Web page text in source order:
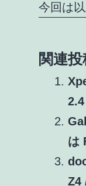
今回は
関連
は
Z4